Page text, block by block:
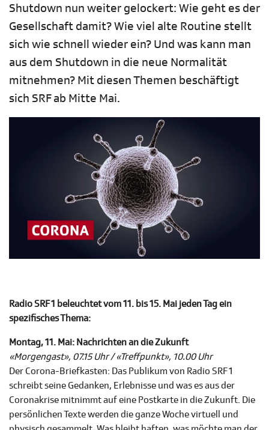
Shutdown nun weiter gelockert: Wie geht es der
Gesellschaft damit? Wie viel alte Routine stellt
sich wie schnell wieder ein? Und was kann man
aus dem Shutdown in die neue Normalität
mitnehmen? Mit diesen Themen beschäftigt
sich SRF ab Mitte Mai.
Radio SRF 1 beleuchtet vom 11. bis 15. Mai jeden Tag ein
spezifisches Thema:
Montag, 11. Mai: Nachrichten an die Zukunft
«Morgengast», 07.15 Uhr / «Treffpunkt», 10.00 Uhr
Der Corona-Briefkasten: Das Publikum von Radio SRF 1
schreibt seine Gedanken, Erlebnisse und was es aus der
Coronakrise mitnimmt auf eine Postkarte in die Zukunft. Die
persönlichen Texte werden die ganze Woche virtuell und